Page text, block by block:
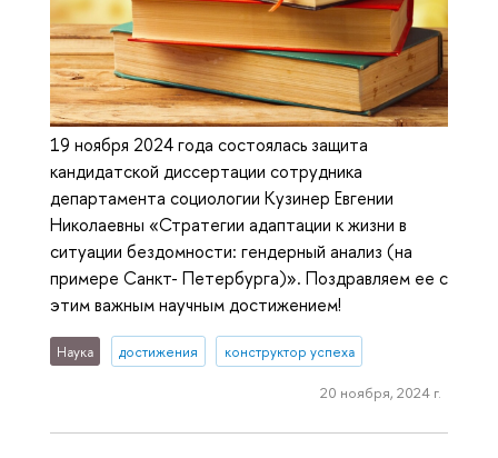
19 ноября 2024 года состоялась защита
кандидатской диссертации сотрудника
департамента социологии Кузинер Евгении
Николаевны «Стратегии адаптации к жизни в
ситуации бездомности: гендерный анализ (на
примере Санкт- Петербурга)». Поздравляем ее с
этим важным научным достижением!
Наука достижения конструктор успеха
20 ноября, 2024 г.